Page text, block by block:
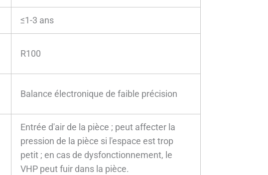
≤1-3 ans
R100
Balance électronique de faible précision
Entrée d'air de la pièce ; peut affecter la
pression de la pièce si l'espace est trop
petit ; en cas de dysfonctionnement, le
VHP peut fuir dans la pièce.